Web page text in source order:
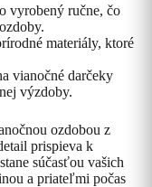
vyrobený ručne, čo
materiály, ktoré
vianočné darčeky
výzdoby.
ozdobou z
prispieva k
súčasťou vašich
a priateľmi počas